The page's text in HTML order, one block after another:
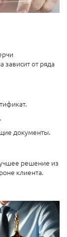
зависит от ряда
документы.
решение из
клиента.